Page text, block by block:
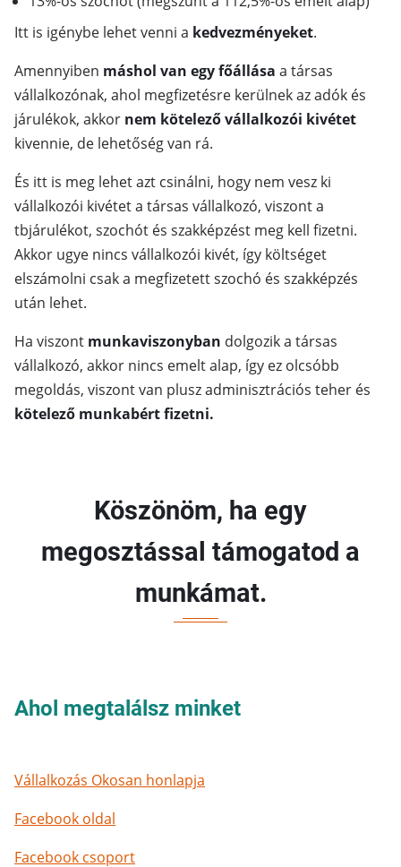
Itt is igénybe lehet venni a kedvezményeket.
Amennyiben máshol van egy főállása a társas
vállalkozónak, ahol megfizetésre kerülnek az adók és
járulékok, akkor nem kötelező vállalkozói kivétet
kivennie, de lehetőség van rá.
És itt is meg lehet azt csinálni, hogy nem vesz ki
vállalkozói kivétet a társas vállalkozó, viszont a
tbjárulékot, szochót és szakképzést meg kell fizetni.
Akkor ugye nincs vállalkozói kivét, így költséget
elszámolni csak a megfizetett szochó és szakképzés
után lehet.
Ha viszont munkaviszonyban dolgozik a társas
vállalkozó, akkor nincs emelt alap, így ez olcsóbb
megoldás, viszont van plusz adminisztrációs teher és
kötelező munkabért fizetni.
Köszönöm, ha egy
megosztással támogatod a
munkámat.
Ahol megtalálsz minket
Vállalkozás Okosan honlapja
Facebook oldal
Facebook csoport